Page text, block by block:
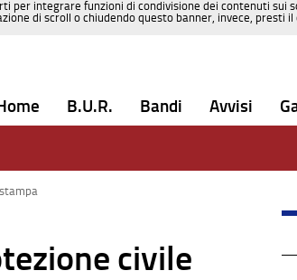
integrare funzioni di condivisione dei contenuti sui
di scroll o chiudendo questo banner, invece, presti
B.U.R. Bandi Avvisi
civile